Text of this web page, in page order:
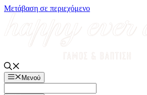
Μετάβαση σε περιεχόμενο
Μενού